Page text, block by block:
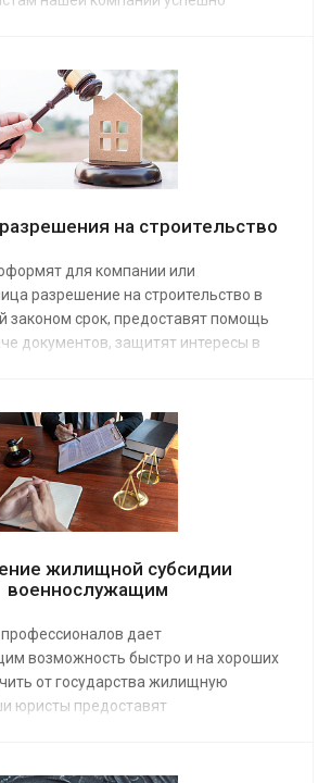
на строительство
для компании или
разрешение на строительство в
законом срок, предоставят помощь
документов, защитят интересы в
жилищной субсидии
военнослужащим
профессионалов дает
возможность быстро и на хороших
от государства жилищную
юристы предоставят